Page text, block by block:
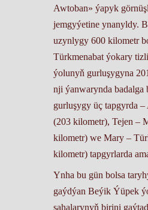
Awtoban» ýapyk
jemgyýetine ynanyldy.
uzynlygy 600 kilometr
Türkmenabat ýokary
ýolunyň gurluşygyna
nji ýanwarynda badalga
gurluşygy üç tapgyrda –
(203 kilometr), Tejen –
kilometr) we Mary –
kilometr) tapgyrlarda
Ynha bu gün bolsa
gaýdýan Beýik Ýüpek
şahalarynyň birini